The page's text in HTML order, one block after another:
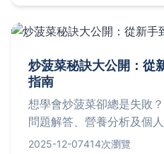
炒菠菜秘訣大公開：從
指南
想學會炒菠菜卻總是失敗
問題解答、營養分析及個
調味秘訣，一步步教你做
2025-12-07414次瀏覽